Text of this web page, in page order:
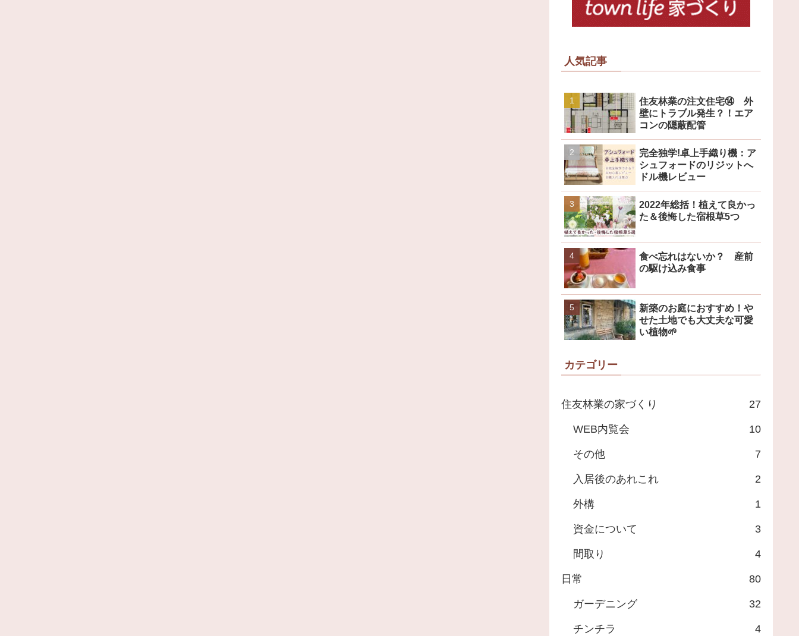
人気記事
住友林業の注文住宅⑭ 外
壁にトラブル発生？！エア
コンの隠蔽配管
完全独学!卓上手織り機：ア
シュフォードのリジットへ
ドル機レビュー
2022年総括！植えて良かっ
た＆後悔した宿根草5つ
食べ忘れはないか？ 産前
の駆け込み食事
新築のお庭におすすめ！や
せた土地でも大丈夫な可愛
い植物🌱
カテゴリー
住友林業の家づくり 27
WEB内覧会 10
その他 7
入居後のあれこれ 2
外構 1
資金について 3
間取り 4
日常 80
ガーデニング 32
チンチラ 4